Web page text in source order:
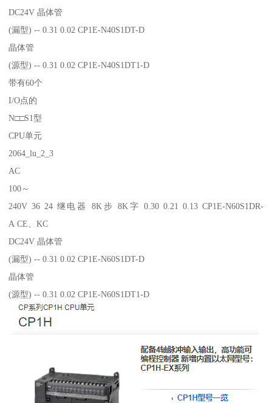
DC24V 晶体管
(漏型) -- 0.31 0.02 CP1E-N40S1DT-D
晶体管
(源型) -- 0.31 0.02 CP1E-N40S1DT1-D
带有60个
I/O点的
N□□S1型
CPU单元
2064_lu_2_3
AC
100～
240V 36 24 继电器 8K步 8K字 0.30 0.21 0.13 CP1E-N60S1DR-
A CE、KC
DC24V 晶体管
(漏型) -- 0.31 0.02 CP1E-N60S1DT-D
晶体管
(源型) -- 0.31 0.02 CP1E-N60S1DT1-D